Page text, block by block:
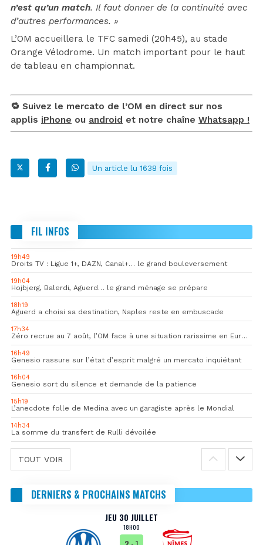
n’est qu’un match. Il faut donner de la continuité avec
d’autres performances. »
L’OM accueillera le TFC samedi (20h45), au stade
Orange Vélodrome. Un match important pour le haut
de tableau en championnat.
🔁 Suivez le mercato de l’OM en direct sur nos
applis iPhone ou android et notre chaîne Whatsapp !
Un article lu 1638 fois
FIL INFOS
19h49
Droits TV : Ligue 1+, DAZN, Canal+… le grand bouleversement
19h04
Hojbjerg, Balerdi, Aguerd… le grand ménage se prépare
18h19
Aguerd a choisi sa destination, Naples reste en embuscade
17h34
Zéro recrue au 7 août, l’OM face à une situation rarissime en Europe
16h49
Genesio rassure sur l’état d’esprit malgré un mercato inquiétant
16h04
Genesio sort du silence et demande de la patience
15h19
L’anecdote folle de Medina avec un garagiste après le Mondial
14h34
La somme du transfert de Rulli dévoilée
TOUT VOIR
DERNIERS & PROCHAINS MATCHS
JEU 30 JUILLET
18H00